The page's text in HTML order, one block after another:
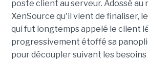
poste client au serveur. Adossé au
XenSource qu'il vient de finaliser,
qui fut longtemps appelé le client
progressivement étoffé sa
pour découpler suivant les